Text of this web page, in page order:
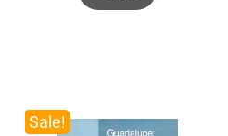
Sale!